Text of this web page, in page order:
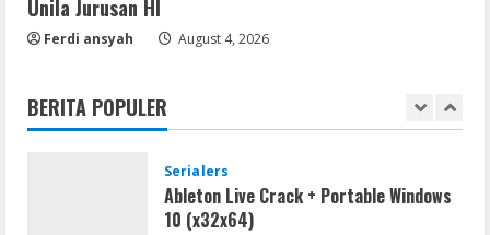
Unila Jurusan HI
Ferdi ansyah August 4, 2026
BERITA POPULER
2
Serialers
MATLAB Crack + Portable Clean
Serialers
Ableton Live Crack + Portable Windows
10 (x32x64)